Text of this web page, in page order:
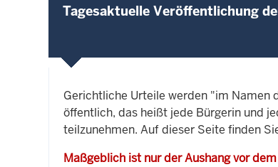
Tagesaktuelle Veröffentlichung
Gerichtliche Urteile werden "im Namen
öffentlich, das heißt jede Bürgerin und
teilzunehmen. Auf dieser Seite finden
Maßgeblich ist nur der Aushang vor